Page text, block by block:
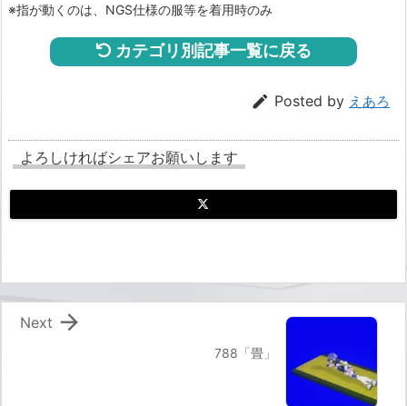
※指が動くのは、NGS仕様の服等を着用時のみ
カテゴリ別記事一覧に戻る
 Posted by えあろ
よろしければシェアお願いします
788「畳」

Next